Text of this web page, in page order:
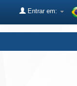
Entrar em: